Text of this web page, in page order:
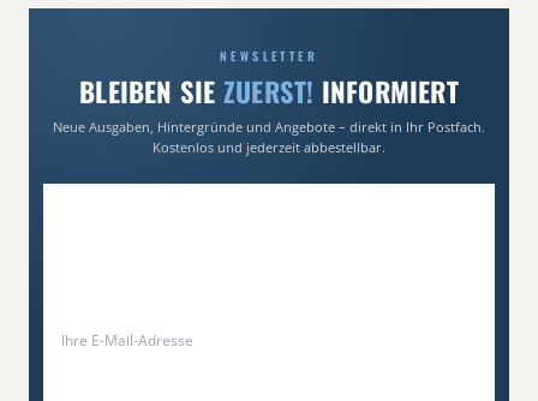
NEWSLETTER
BLEIBEN SIE ZUERST! INFORMIERT
Neue Ausgaben, Hintergründe und Angebote – direkt in Ihr Postfach.
Kostenlos und jederzeit abbestellbar.